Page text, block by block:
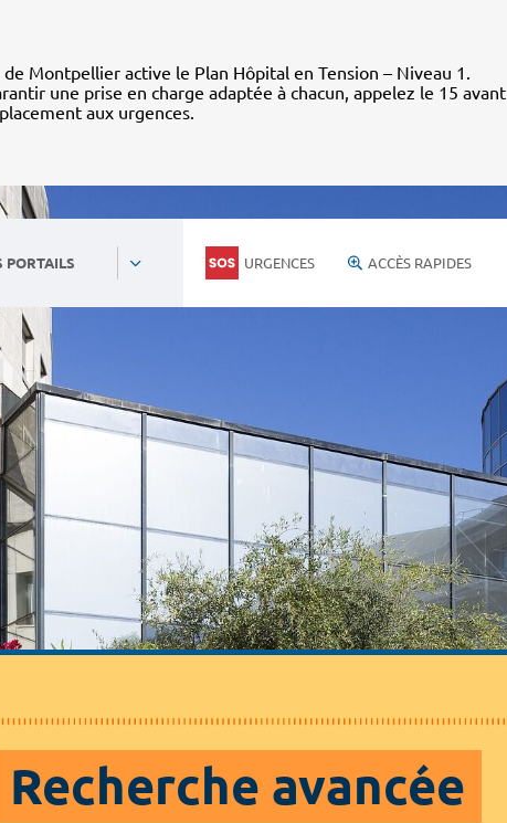
de Montpellier active le Plan Hôpital en Tension – Niveau 1.
une prise en charge adaptée à chacun, appelez le 15 avant
aux urgences.
PORTAILS URGENCES ACCÈS RAPIDES
Recherche avancée